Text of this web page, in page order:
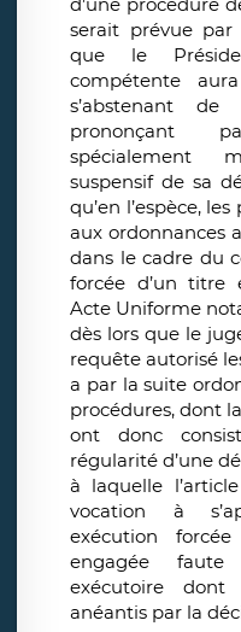
serait prévue
que le
compétente
s’abstenant
prononçant
spécialement
suspensif de sa
qu’en l’espèce,
aux ordonnances
dans le cadre du
forcée d’un titre
Acte Uniforme
dès lors que le
requête autorisé
a par la suite
procédures, dont
ont donc
régularité d’une
à laquelle
vocation à
exécution
engagée
exécutoire
anéantis par la